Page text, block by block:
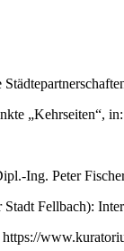
„Kehrseiten“,
Ing. Peter
Fellbach):